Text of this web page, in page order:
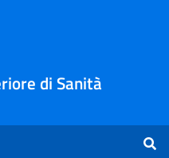
di Sanità